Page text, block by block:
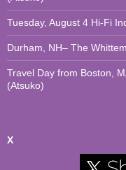
Tuesday, August 4 Hi-Fi
Durham, NH– The
Travel Day from Boston,
(Atsuko)
X